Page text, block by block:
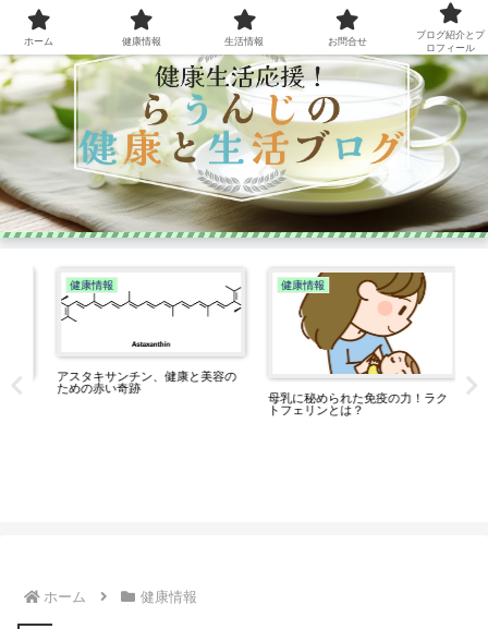
健康情報
アスタキサンチン、健康と美容の
ための赤い奇跡
健康情報
母乳に秘められた免疫の力！ラク
トフェリンとは？
ホーム 健康情報
ホーム 健康情報 生活情報 お問合せ
ブログ紹介とプ
ロフィール